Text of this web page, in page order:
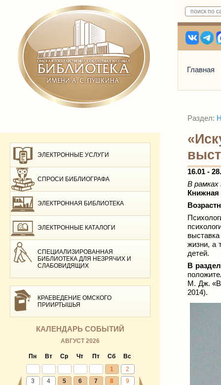
Главная
ЭЛЕКТРОННЫЕ УСЛУГИ
СПРОСИ БИБЛИОГРАФА
ЭЛЕКТРОННАЯ БИБЛИОТЕКА
ЭЛЕКТРОННЫЕ КАТАЛОГИ
СПЕЦИАЛИЗИРОВАННАЯ
БИБЛИОТЕКА ДЛЯ НЕЗРЯЧИХ И
СЛАБОВИДЯЩИХ
КРАЕВЕДЕНИЕ ОМСКОГО
ПРИИРТЫШЬЯ
КАЛЕНДАРЬ СОБЫТИЙ
АВГУСТ 2026
Пн Вт Ср Чт Пт Сб
Вс
1
2
3
4 5 6 7 8
9
Раздел:
16.01 -
В
Книжная
жизни, а
детей.
В
М. Дж. «В
2014).